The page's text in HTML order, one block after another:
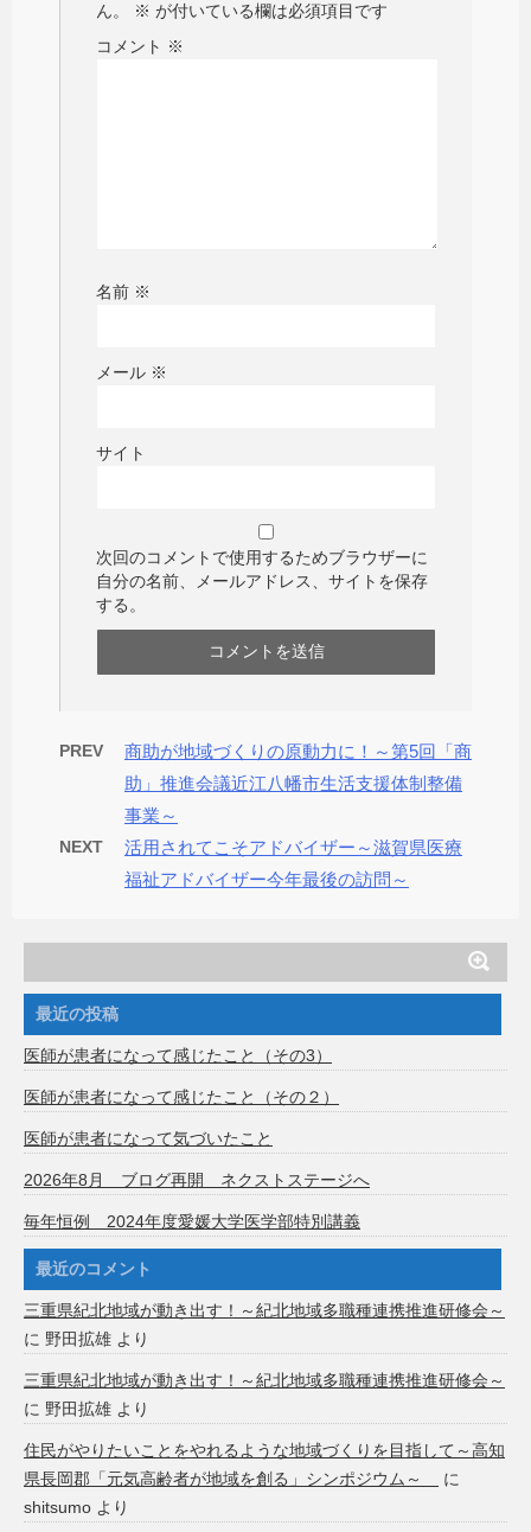
ん。 ※ が付いている欄は必須項目です
コメント ※
名前 ※
メール ※
サイト
次回のコメントで使用するためブラウザーに
自分の名前、メールアドレス、サイトを保存
する。
PREV
商助が地域づくりの原動力に！～第5回「商
助」推進会議近江八幡市生活支援体制整備
事業～
NEXT
活用されてこそアドバイザー～滋賀県医療
福祉アドバイザー今年最後の訪問～
最近の投稿
医師が患者になって感じたこと（その3）
医師が患者になって感じたこと（その２）
医師が患者になって気づいたこと
2026年8月 ブログ再開 ネクストステージへ
毎年恒例 2024年度愛媛大学医学部特別講義
最近のコメント
三重県紀北地域が動き出す！～紀北地域多職種連携推進研修会～
に 野田拡雄 より
三重県紀北地域が動き出す！～紀北地域多職種連携推進研修会～
に 野田拡雄 より
住民がやりたいことをやれるような地域づくりを目指して～高知
県長岡郡「元気高齢者が地域を創る」シンポジウム～
に
shitsumo より